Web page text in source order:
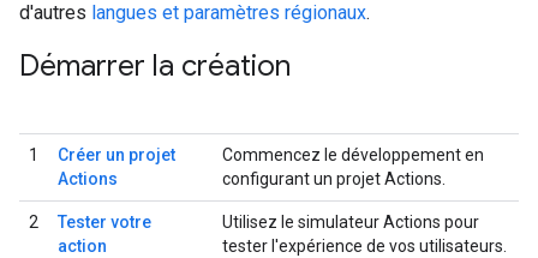
d'autres langues et paramètres régionaux.
Démarrer la création
1
Créer un projet
Actions
Commencez le développement en
configurant un projet Actions.
2
Tester votre
action
Utilisez le simulateur Actions pour
tester l'expérience de vos utilisateurs.